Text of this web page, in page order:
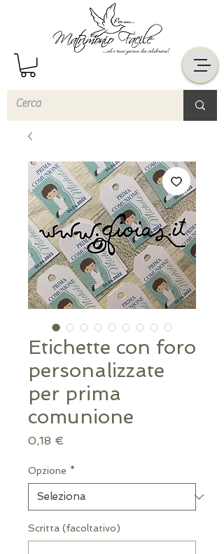
Etichette con foro
personalizzate
per prima
comunione
0,18 €
Opzione *
Scritta (facoltativo)